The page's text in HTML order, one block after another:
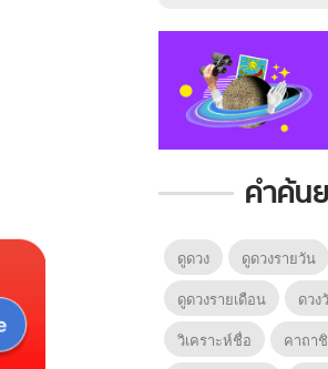
คำค้น
ดูดวง ดูดวงรายวัน
ดูดวงรายเดือน
ดวง
วิเคราะห์ชื่อ
คาถา